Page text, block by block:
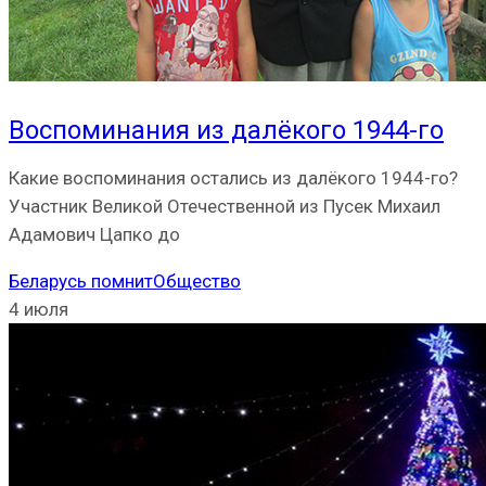
Воспоминания из далёкого 1944-го
Какие воспоминания остались из далёкого 1944-го?
Участник Великой Отечественной из Пусек Михаил
Адамович Цапко до
Беларусь помнитОбщество
4 июля